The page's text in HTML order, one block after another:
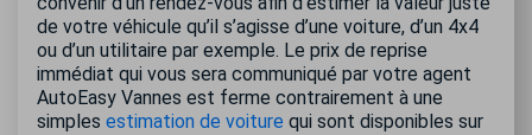
de votre véhicule qu’il s’agisse d’une voiture, d’un 4x4
ou d’un utilitaire par exemple. Le prix de reprise
immédiat qui vous sera communiqué par votre agent
AutoEasy Vannes est ferme contrairement à une
simples estimation de voiture qui sont disponibles sur